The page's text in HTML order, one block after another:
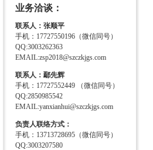
业务洽谈：
联系人：张顺平
手机：17727550196（微信同号）
QQ:3003262363
EMAIL:zsp2018@szczkjgs.com
联系人：鄢先辉
手机：17727552449 （微信同号）
QQ:2850985542
EMAIL:yanxianhui@szczkjgs.com
负责人联络方式：
手机：13713728695（微信同号）
QQ:3003207580